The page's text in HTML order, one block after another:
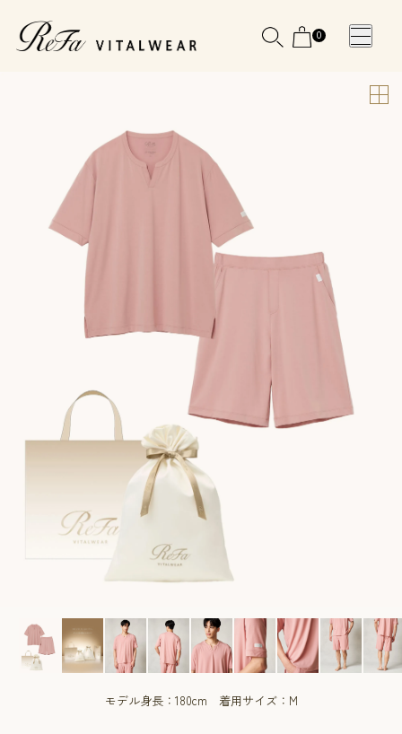
0
WOMEN
新商品
全ての商
SLEEP WEAR
メディ
カル
ピロー
MEN
新商品
全ての商
SLEEP WEAR
メディ
カル
ピロー
モデル身長：180cm 着用サイズ：M